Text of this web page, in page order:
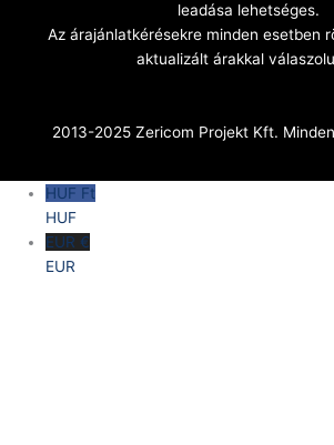
leadása lehetséges.
Az árajánlatkérésekre minden esetben
aktualizált árakkal
2013-2025 Zericom Projekt Kft.
HUF Ft
HUF
EUR €
EUR